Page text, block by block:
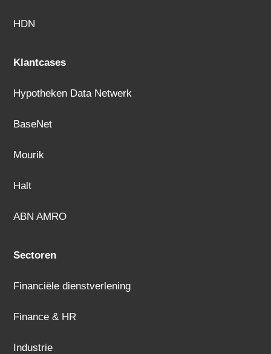
HDN
Klantcases
Hypotheken Data Netwerk
BaseNet
Mourik
Halt
ABN AMRO
Sectoren
Financiële dienstverlening
Finance & HR
Industrie